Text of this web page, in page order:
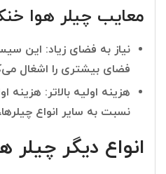
معایب چیلر هوا
نیاز به فضای زیاد: این
فضای بیشتری را اشغال
هزینه اولیه بالاتر: هزینه
نسبت به سایر انواع
انواع دیگر چیلر